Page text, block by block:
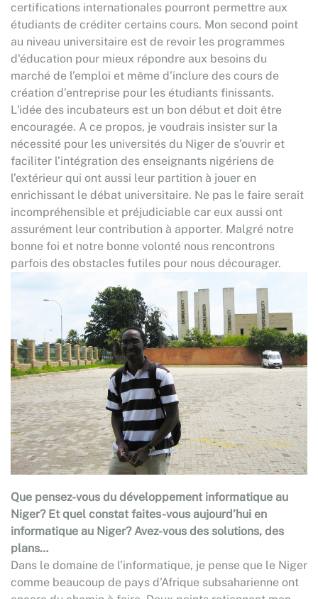
certifications internationales pourront permettre aux
étudiants de créditer certains cours. Mon second point
au niveau universitaire est de revoir les programmes
d'éducation pour mieux répondre aux besoins du
marché de l’emploi et même d’inclure des cours de
création d’entreprise pour les étudiants finissants.
L'idée des incubateurs est un bon début et doit être
encouragée. A ce propos, je voudrais insister sur la
nécessité pour les universités du Niger de s’ouvrir et
faciliter l’intégration des enseignants nigériens de
l’extérieur qui ont aussi leur partition à jouer en
enrichissant le débat universitaire. Ne pas le faire serait
incompréhensible et préjudiciable car eux aussi ont
assurément leur contribution à apporter. Malgré notre
bonne foi et notre bonne volonté nous rencontrons
parfois des obstacles futiles pour nous décourager.
Que pensez-vous du développement informatique au
Niger? Et quel constat faites-vous aujourd’hui en
informatique au Niger? Avez-vous des solutions, des
plans…
Dans le domaine de l’informatique, je pense que le Niger
comme beaucoup de pays d’Afrique subsaharienne ont